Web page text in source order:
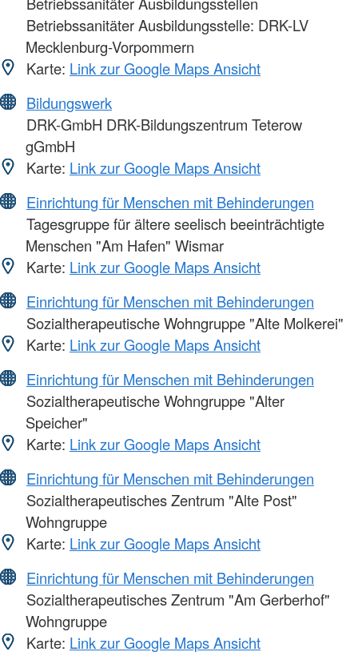
Betriebssanitäter Ausbildungsstelle: DRK-LV
Mecklenburg-Vorpommern
Karte: Link zur Google Maps Ansicht
Bildungswerk
DRK-GmbH DRK-Bildungszentrum Teterow
gGmbH
Karte: Link zur Google Maps Ansicht
Einrichtung für Menschen mit Behinderungen
Tagesgruppe für ältere seelisch beeinträchtigte
Menschen "Am Hafen" Wismar
Karte: Link zur Google Maps Ansicht
Einrichtung für Menschen mit Behinderungen
Sozialtherapeutische Wohngruppe "Alte Molkerei"
Karte: Link zur Google Maps Ansicht
Einrichtung für Menschen mit Behinderungen
Sozialtherapeutische Wohngruppe "Alter
Speicher"
Karte: Link zur Google Maps Ansicht
Einrichtung für Menschen mit Behinderungen
Sozialtherapeutisches Zentrum "Alte Post"
Wohngruppe
Karte: Link zur Google Maps Ansicht
Einrichtung für Menschen mit Behinderungen
Sozialtherapeutisches Zentrum "Am Gerberhof"
Wohngruppe
Karte: Link zur Google Maps Ansicht